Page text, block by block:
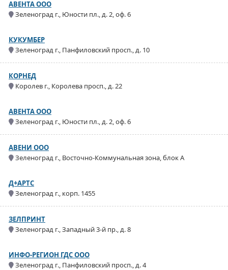
АВЕНТА ООО
Зеленоград г., Юности пл., д. 2, оф. 6
КУКУМБЕР
Зеленоград г., Панфиловский просп., д. 10
КОРНЕД
Королев г., Королева просп., д. 22
АВЕНТА ООО
Зеленоград г., Юности пл., д. 2, оф. 6
АВЕНИ ООО
Зеленоград г., Восточно-Коммунальная зона, блок А
Д+АРТС
Зеленоград г., корп. 1455
ЗЕЛПРИНТ
Зеленоград г., Западный 3-й пр., д. 8
ИНФО-РЕГИОН ГДС ООО
Зеленоград г., Панфиловский просп., д. 4